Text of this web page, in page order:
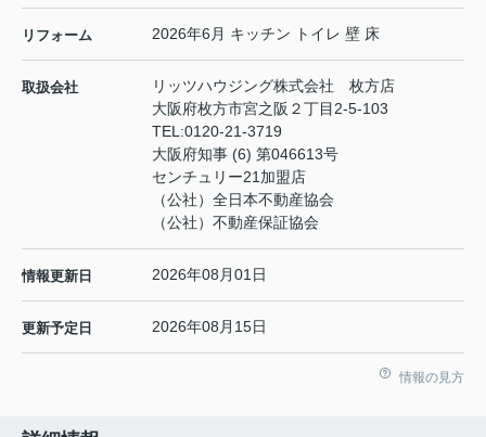
リフォーム 2026年6月 キッチン トイレ 壁 床
取扱会社
リッツハウジング株式会社 枚方店
大阪府枚方市宮之阪２丁目2-5-103
TEL:0120-21-3719
大阪府知事 (6) 第046613号
センチュリー21加盟店
（公社）全日本不動産協会
（公社）不動産保証協会
情報更新日 2026年08月01日
更新予定日 2026年08月15日
情報の見方